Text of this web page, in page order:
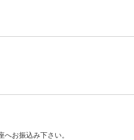
お振込み下さい。